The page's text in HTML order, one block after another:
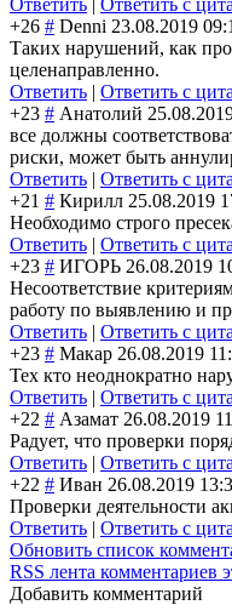
+26 # Denni 23.08.2019
Таких нарушений, как
целенаправленно.
Ответить | Ответить с
+23 # Анатолий
все должны
риски, может быть
Ответить | Ответить с
+21 # Кирилл 25.08.2019
Необходимо строго
Ответить | Ответить с
+23 # ИГОРЬ 26.08.2019
Несоответствие
работу по выявлению и
Ответить | Ответить с
+23 # Макар 26.08.2019
Тех кто неоднократно
Ответить | Ответить с
+22 # Азамат 26.08.2019
Радует, что проверки
Ответить | Ответить с
+22 # Иван 26.08.2019
Проверки деятельности
Ответить | Ответить с
Обновить список
RSS лента комментариев
Добавить комментарий